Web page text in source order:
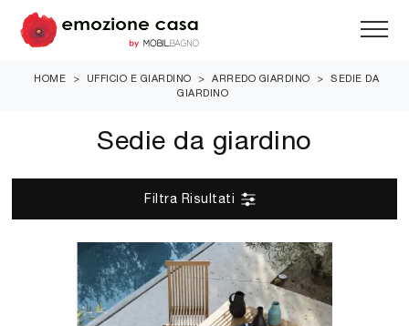
HOME > UFFICIO E GIARDINO > ARREDO GIARDINO >
SEDIE DA
GIARDINO
Sedie da giardino
Filtra Risultati